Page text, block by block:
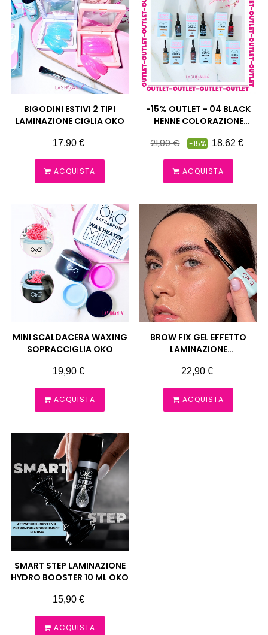
BIGODINI ESTIVI 2 TIPI
LAMINAZIONE CIGLIA OKO
Prezzo
17,90 €
ACQUISTA
-15% OUTLET - 04 BLACK
HENNE COLORAZIONE
Prezzo
21,90 € -15% Prezzo
18,62 €
ACQUISTA
MINI SCALDACERA WAXING
SOPRACCIGLIA OKO
Prezzo
19,90 €
ACQUISTA
BROW FIX GEL EFFETTO
LAMINAZIONE
Prezzo
22,90 €
ACQUISTA
SMART STEP LAMINAZIONE
HYDRO BOOSTER 10 ML OKO
Prezzo
15,90 €
ACQUISTA